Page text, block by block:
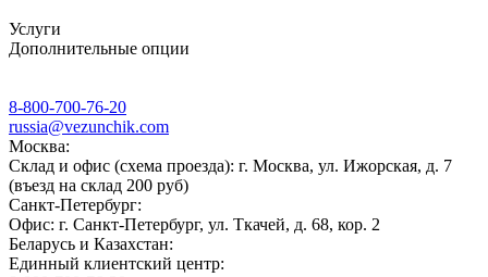
Услуги
Дополнительные опции
8-800-700-76-20
russia@vezunchik.com
Москва:
Склад и офис (схема проезда): г. Москва, ул. Ижорская, д. 7
(въезд на склад 200 руб)
Санкт-Петербург:
Офис: г. Санкт-Петербург, ул. Ткачей, д. 68, кор. 2
Беларусь и Казахстан:
Единный клиентский центр: